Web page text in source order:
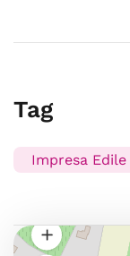
Tag
Impresa Edile